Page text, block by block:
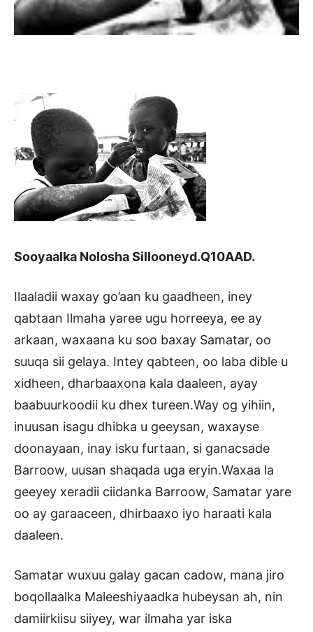
Sooyaalka Nolosha Sillooneyd.Q10AAD.
Ilaaladii waxay go’aan ku gaadheen, iney
qabtaan Ilmaha yaree ugu horreeya, ee ay
arkaan, waxaana ku soo baxay Samatar, oo
suuqa sii gelaya. Intey qabteen, oo laba dible u
xidheen, dharbaaxona kala daaleen, ayay
baabuurkoodii ku dhex tureen.Way og yihiin,
inuusan isagu dhibka u geeysan, waxayse
doonayaan, inay isku furtaan, si ganacsade
Barroow, uusan shaqada uga eryin.Waxaa la
geeyey xeradii ciidanka Barroow, Samatar yare
oo ay garaaceen, dhirbaaxo iyo haraati kala
daaleen.
Samatar wuxuu galay gacan cadow, mana jiro
boqollaalka Maleeshiyaadka hubeysan ah, nin
damiirkiisu siiyey, war ilmaha yar iska